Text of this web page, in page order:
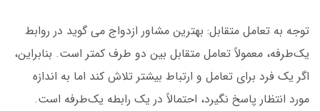
توجه به تعامل متقابل: بهترین مشاور ازدواج می گوید در روابط
یک‌طرفه، معمولاً تعامل متقابل بین دو طرف کمتر است. بنابراین،
اگر یک فرد برای تعامل و ارتباط بیشتر تلاش کند اما به اندازه
مورد انتظار پاسخ نگیرد، احتمالاً در یک رابطه یک‌طرفه است.